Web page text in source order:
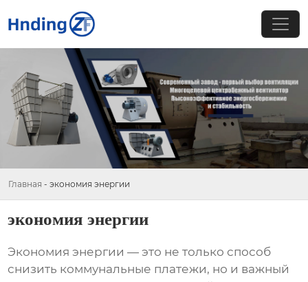
Главная - экономия энергии
экономия энергии
Экономия энергии — это не только способ
снизить коммунальные платежи, но и важный